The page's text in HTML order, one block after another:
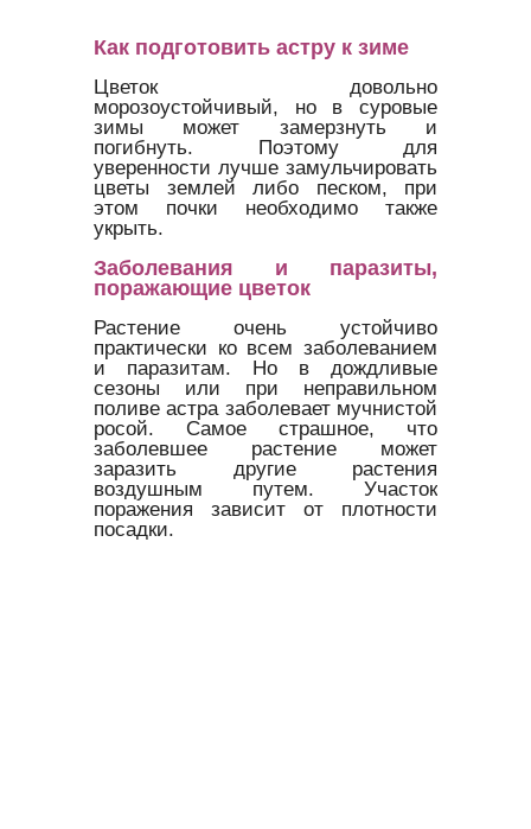
Как подготовить астру к зиме
Цветок довольно
морозоустойчивый, но в суровые
зимы может замерзнуть и
погибнуть. Поэтому для
уверенности лучше замульчировать
цветы землей либо песком, при
этом почки необходимо также
укрыть.
Заболевания и паразиты,
поражающие цветок
Растение очень устойчиво
практически ко всем заболеванием
и паразитам. Но в дождливые
сезоны или при неправильном
поливе астра заболевает мучнистой
росой. Самое страшное, что
заболевшее растение может
заразить другие растения
воздушным путем. Участок
поражения зависит от плотности
посадки.